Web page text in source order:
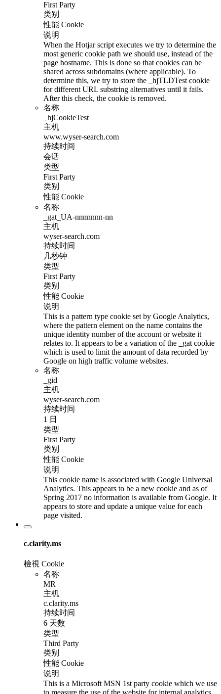
First Party
类别
性能 Cookie
说明
When the Hotjar script executes we try to determine the
most generic cookie path we should use, instead of the
page hostname. This is done so that cookies can be
shared across subdomains (where applicable). To
determine this, we try to store the _hjTLDTest cookie
for different URL substring alternatives until it fails.
After this check, the cookie is removed.
名称
_hjCookieTest
主机
www.wyser-search.com
持续时间
会话
类型
First Party
类别
性能 Cookie
名称
_gat_UA-nnnnnnn-nn
主机
wyser-search.com
持续时间
几秒钟
类型
First Party
类别
性能 Cookie
说明
This is a pattern type cookie set by Google Analytics,
where the pattern element on the name contains the
unique identity number of the account or website it
relates to. It appears to be a variation of the _gat cookie
which is used to limit the amount of data recorded by
Google on high traffic volume websites.
名称
_gid
主机
wyser-search.com
持续时间
1 日
类型
First Party
类别
性能 Cookie
说明
This cookie name is associated with Google Universal
Analytics. This appears to be a new cookie and as of
Spring 2017 no information is available from Google. It
appears to store and update a unique value for each
page visited.
c.clarity.ms
檢視 Cookie
名称
MR
主机
c.clarity.ms
持续时间
6 天数
类型
Third Party
类别
性能 Cookie
说明
This is a Microsoft MSN 1st party cookie which we use
to measure the use of the website for internal analytics.